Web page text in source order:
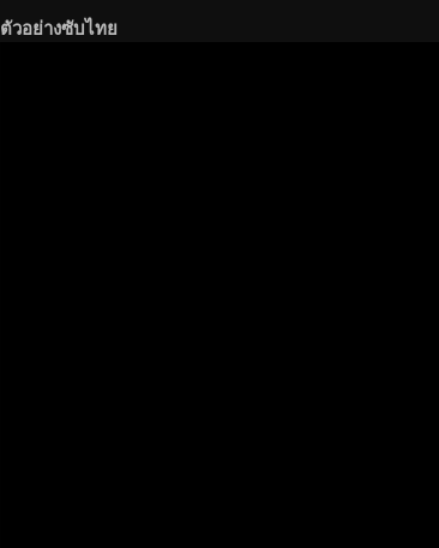
ตัวอย่างซับไทย